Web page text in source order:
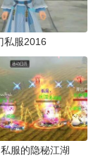
私服2016
服的隐秘江湖